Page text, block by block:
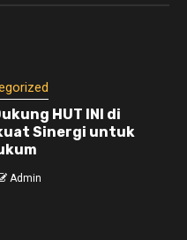
HUT INI di
Sinergi untuk
Admin